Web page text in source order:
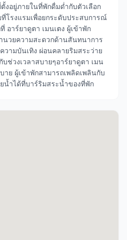
อยู่ภายในที่พักดื่มด่ำกับตัวเลือก
โรงแรมเพื่อยกระดับประสบการณ์
อาร์ยาดูตา เมนเตง ผู้เข้าพัก
นวยความสะดวกด้านสันทนาการ
วามบันเทิง ผ่อนคลายริมสระว่าย
ช่วงเวลาสบายๆอาร์ยาดูตา เมน
าย ผู้เข้าพักสามารถเพลิดเพลินกับ
ำได้ที่บาร์ริมสระน้ำของที่พัก